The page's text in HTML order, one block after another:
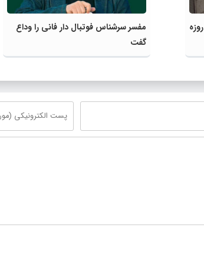
نخستین روز اعمال محدودیت‌های ۱۰ روزه
مفسر سرشناس فوتبال دار فانی را وداع
گفت